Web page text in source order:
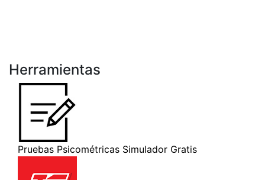
Herramientas